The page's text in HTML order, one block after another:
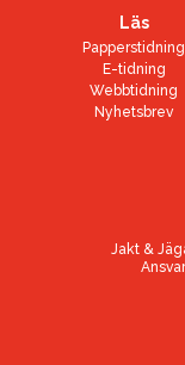
Läs
Papperstidning
E-tidning
Webbtidning
Nyhetsbrev
Jakt &